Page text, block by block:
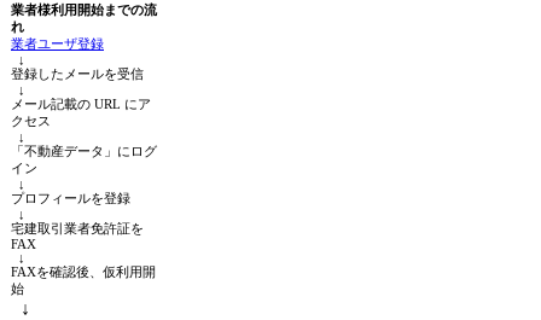
業者様利用開始までの流
れ
業者ユーザ登録
↓
登録したメールを受信
↓
メール記載の URL にア
クセス
↓
「不動産データ」にログ
イン
↓
プロフィールを登録
↓
宅建取引業者免許証を
FAX
↓
FAXを確認後、仮利用開
始
↓